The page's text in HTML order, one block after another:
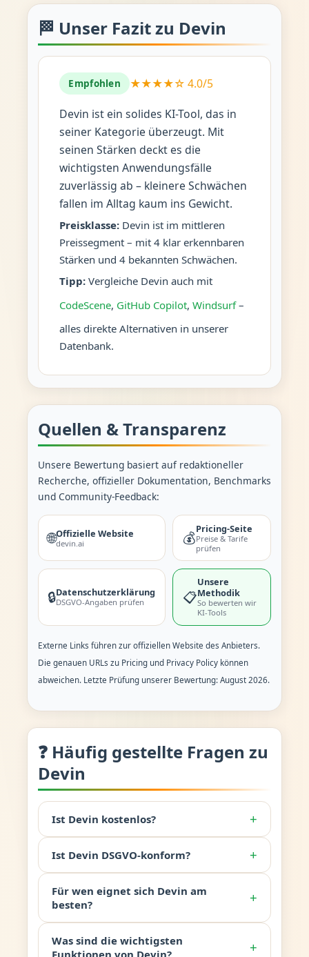
🏁 Unser Fazit zu Devin
Empfohlen ★★★★☆ 4.0/5
Devin ist ein solides KI-Tool, das in
seiner Kategorie überzeugt. Mit
seinen Stärken deckt es die
wichtigsten Anwendungsfälle
zuverlässig ab – kleinere Schwächen
fallen im Alltag kaum ins Gewicht.
Preisklasse:Devin ist im mittleren
Preissegment – mit 4 klar erkennbaren
Stärken und 4 bekannten Schwächen.
Tipp:Vergleiche Devin auch mit
CodeScene, GitHub Copilot, Windsurf–
alles direkte Alternativen in unserer
Datenbank.
Quellen & Transparenz
Unsere Bewertung basiert auf redaktioneller
Recherche, offizieller Dokumentation, Benchmarks
und Community-Feedback:
🌐Offizielle Website
devin.ai 💰
Pricing-Seite
Preise & Tarife
prüfen
🔒Datenschutzerklärung
DSGVO-Angaben prüfen 📋
Unsere
Methodik
So bewerten wir
KI-Tools
Externe Links führen zur offiziellen Website des Anbieters.
Die genauen URLs zu Pricing und Privacy Policy können
abweichen. Letzte Prüfung unserer Bewertung: August 2026.
❓ Häufig gestellte Fragen zu
Devin
Ist Devin kostenlos? +
Ist Devin DSGVO-konform? +
Für wen eignet sich Devin am
besten?
+
Was sind die wichtigsten
Funktionen von Devin?
+